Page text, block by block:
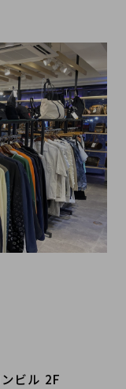
ビル 2F